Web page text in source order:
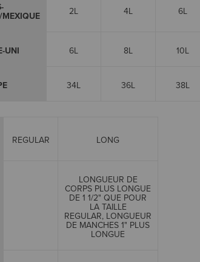
2L 4L 6L
UNI 6L 8L 10L
34L 36L 38L
REGULAR LONG
LONGUEUR DE
CORPS PLUS LONGUE
DE 1 1/2" QUE POUR
LA TAILLE
REGULAR, LONGUEUR
DE MANCHES 1" PLUS
LONGUE